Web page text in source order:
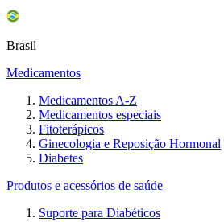
Brasil
Medicamentos
Medicamentos A-Z
Medicamentos especiais
Fitoterápicos
Ginecologia e Reposição Hormonal
Diabetes
Produtos e acessórios de saúde
Suporte para Diabéticos